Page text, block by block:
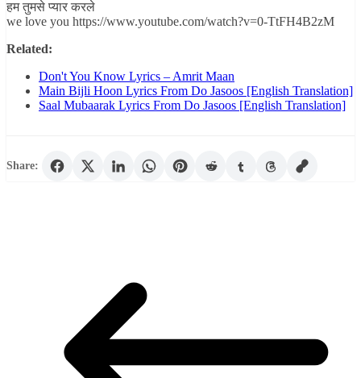
हम तुमसे प्यार करले
we love you https://www.youtube.com/watch?v=0-TtFH4B2zM
Related:
Don't You Know Lyrics – Amrit Maan
Main Bijli Hoon Lyrics From Do Jasoos [English Translation]
Saal Mubaarak Lyrics From Do Jasoos [English Translation]
Share: